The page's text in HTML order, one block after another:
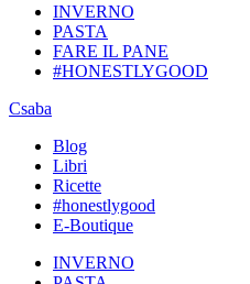
INVERNO
PASTA
FARE IL PANE
#HONESTLYGOOD
Csaba
Blog
Libri
Ricette
#honestlygood
E-Boutique
INVERNO